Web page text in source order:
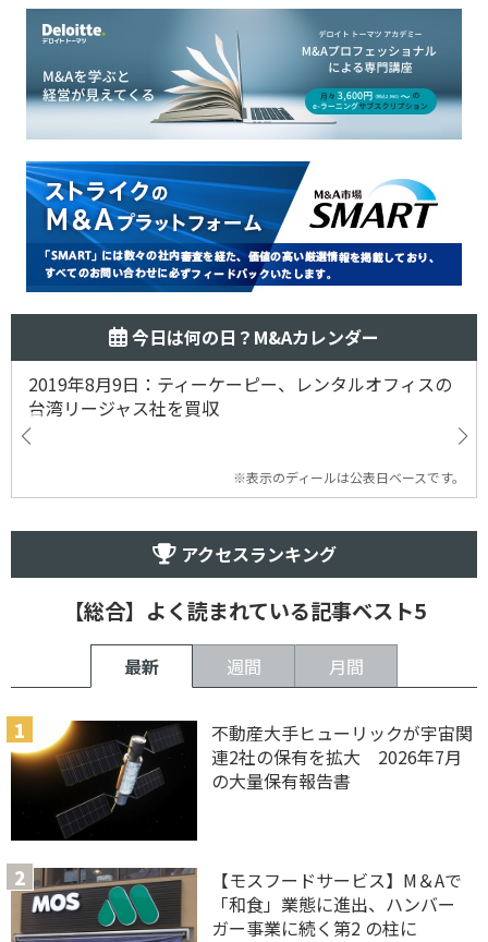
今日は何の日？M&Aカレンダー
2019年8月9日：ティーケーピー、レンタルオフィスの
台湾リージャス社を買収
※表示のディールは公表日ベースです。
アクセスランキング
【総合】よく読まれている記事ベスト5
最新 週間 月間
不動産大手ヒューリックが宇宙関
連2社の保有を拡大 2026年7月
の大量保有報告書
【モスフードサービス】M＆Aで
「和食」業態に進出、ハンバー
ガー事業に続く第2 の柱に